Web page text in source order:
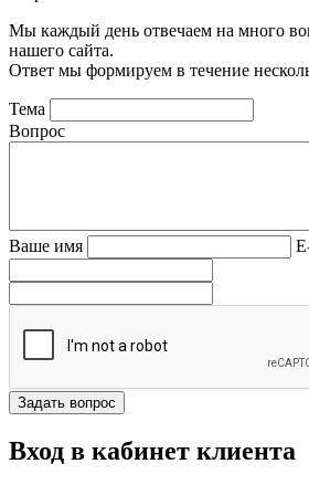
Мы каждый день отвечаем на много
нашего сайта.
Ответ мы формируем в течение
Тема
Вопрос
Ваше имя
Вход в кабинет клиента